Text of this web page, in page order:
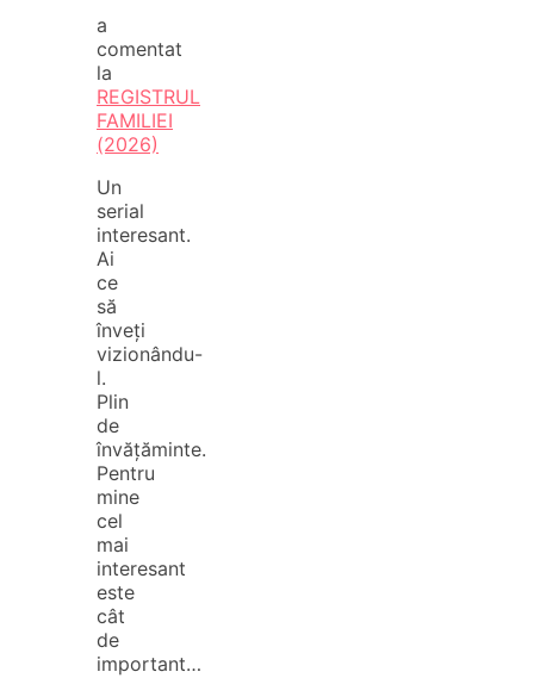
a
comentat
la
REGISTRUL
FAMILIEI
(2026)
Un
serial
interesant.
Ai
ce
să
înveți
vizionându-
l.
Plin
de
învățăminte.
Pentru
mine
cel
mai
interesant
este
cât
de
important…